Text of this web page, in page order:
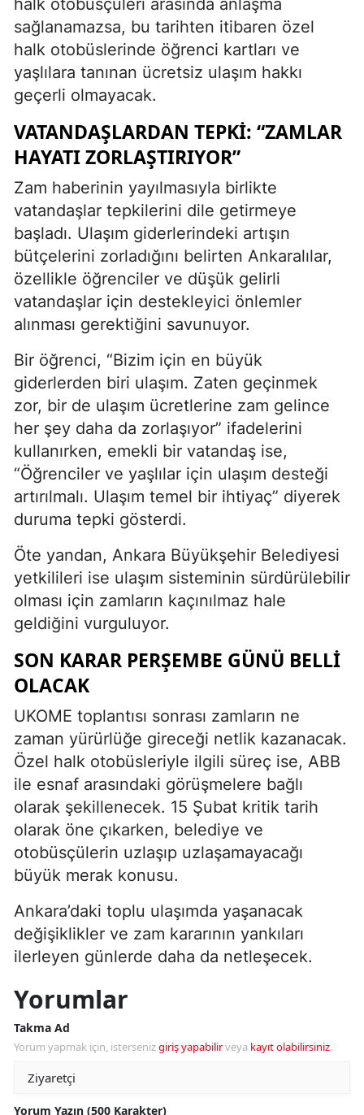
sağlanamazsa, bu tarihten itibaren özel
halk otobüslerinde öğrenci kartları ve
yaşlılara tanınan ücretsiz ulaşım hakkı
geçerli olmayacak.
VATANDAŞLARDAN TEPKI: “ZAMLAR
HAYATI ZORLAŞTIRIYOR”
Zam haberinin yayılmasıyla birlikte
vatandaşlar tepkilerini dile getirmeye
başladı. Ulaşım giderlerindeki artışın
bütçelerini zorladığını belirten Ankaralılar,
özellikle öğrenciler ve düşük gelirli
vatandaşlar için destekleyici önlemler
alınması gerektiğini savunuyor.
Bir öğrenci, “Bizim için en büyük
giderlerden biri ulaşım. Zaten geçinmek
zor, bir de ulaşım ücretlerine zam gelince
her şey daha da zorlaşıyor” ifadelerini
kullanırken, emekli bir vatandaş ise,
“Öğrenciler ve yaşlılar için ulaşım desteği
artırılmalı. Ulaşım temel bir ihtiyaç” diyerek
duruma tepki gösterdi.
Öte yandan, Ankara Büyükşehir Belediyesi
yetkilileri ise ulaşım sisteminin sürdürülebilir
olması için zamların kaçınılmaz hale
geldiğini vurguluyor.
SON KARAR PERŞEMBE GÜNÜ BELLI
OLACAK
UKOME toplantısı sonrası zamların ne
zaman yürürlüğe gireceği netlik kazanacak.
Özel halk otobüsleriyle ilgili süreç ise, ABB
ile esnaf arasındaki görüşmelere bağlı
olarak şekillenecek. 15 Şubat kritik tarih
olarak öne çıkarken, belediye ve
otobüsçülerin uzlaşıp uzlaşamayacağı
büyük merak konusu.
Ankara’daki toplu ulaşımda yaşanacak
değişiklikler ve zam kararının yankıları
ilerleyen günlerde daha da netleşecek.
Yorumlar
Takma Ad
Yorum yapmak için, istersenizgiriş yapabilirveya kayıt olabilirsiniz.
Yorum Yazın (500 Karakter)